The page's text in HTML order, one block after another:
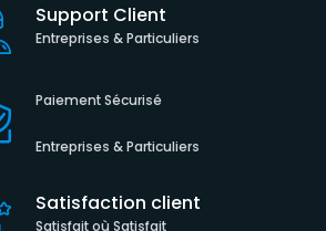
Support Client
Entreprises & Particuliers
Paiement Sécurisé
Entreprises & Particuliers
Satisfaction client
Satisfait où Satisfait